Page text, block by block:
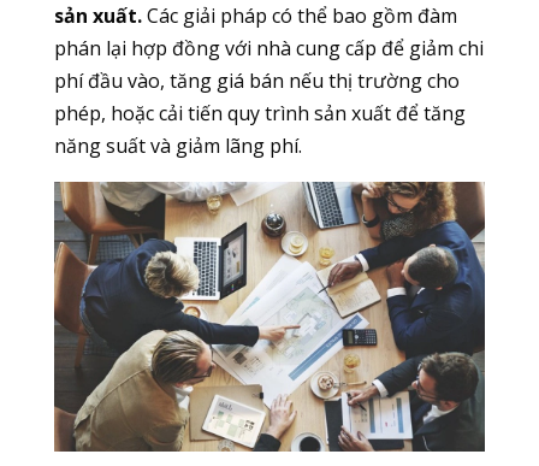
sản xuất.Các giải pháp có thể bao gồm đàm
phán lại hợp đồng với nhà cung cấp để giảm chi
phí đầu vào, tăng giá bán nếu thị trường cho
phép, hoặc cải tiến quy trình sản xuất để tăng
năng suất và giảm lãng phí.